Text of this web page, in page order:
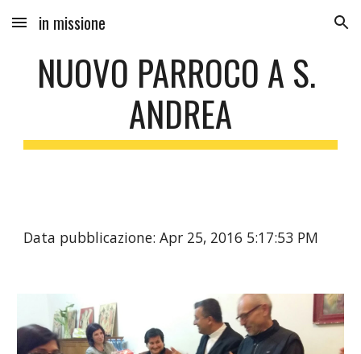
Skip to main content Skip to navigation
in missione
NUOVO PARROCO A S.
ANDREA
Data pubblicazione: Apr 25, 2016 5:17:53 PM